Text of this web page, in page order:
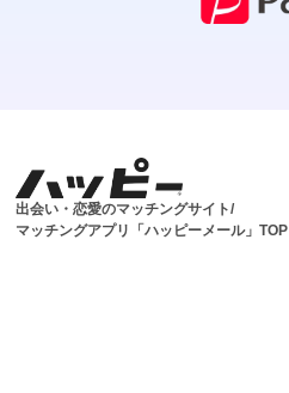
出会い・恋愛のマッチングサイト/
マッチングアプリ「ハッピーメール」TOP